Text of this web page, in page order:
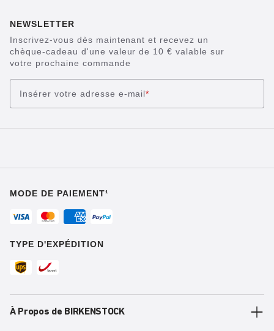
NEWSLETTER
Inscrivez-vous dès maintenant et recevez un
chèque-cadeau d'une valeur de 10 € valable sur
votre prochaine commande
Insérer votre adresse e-mail*
MODE DE PAIEMENT¹
TYPE D'EXPÉDITION
À Propos de BIRKENSTOCK